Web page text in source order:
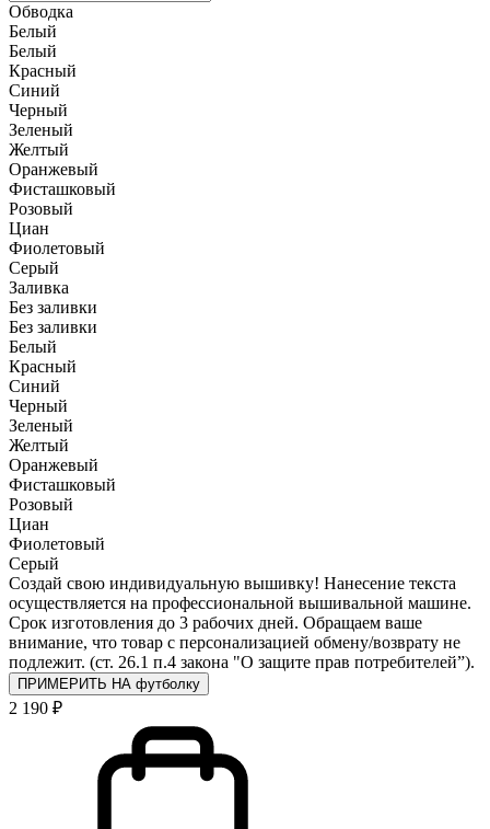
Обводка
Белый
Белый
Красный
Синий
Черный
Зеленый
Желтый
Оранжевый
Фисташковый
Розовый
Циан
Фиолетовый
Серый
Заливка
Без заливки
Без заливки
Белый
Красный
Синий
Черный
Зеленый
Желтый
Оранжевый
Фисташковый
Розовый
Циан
Фиолетовый
Серый
Создай свою индивидуальную вышивку! Нанесение текста
осуществляется на профессиональной вышивальной машине.
Срок изготовления до 3 рабочих дней. Обращаем ваше
внимание, что товар с персонализацией обмену/возврату не
подлежит. (ст. 26.1 п.4 закона "О защите прав потребителей”).
ПРИМЕРИТЬ НА футболку
2 190 ₽